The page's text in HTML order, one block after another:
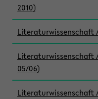
2010)
Literaturwissenschaft /
Literaturwissenschaft
05/06)
Literaturwissenschaft